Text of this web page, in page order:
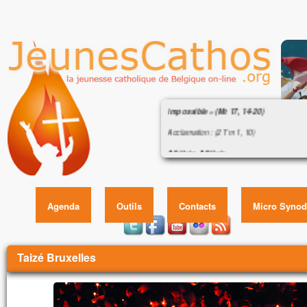
Évangile : « Si vous avez la foi, rien
impossible » (Mt 17, 14-20)
Acclamation : (2 Tm 1, 10)
Alléluia. Alléluia.
Notre Sauveur, le Christ Jésus, a détruit
Évangile de Jésus Christ selon saint
En ce temps-là,
un homme s'approcha de Jésus,
il dit :
« Seigneur, prends pitié de mon fils.
Il est épileptique
Évangile : « Si vous avez la
Agenda Outils Contacts Micro
Vous êtes ici
Taizé Bruxelles